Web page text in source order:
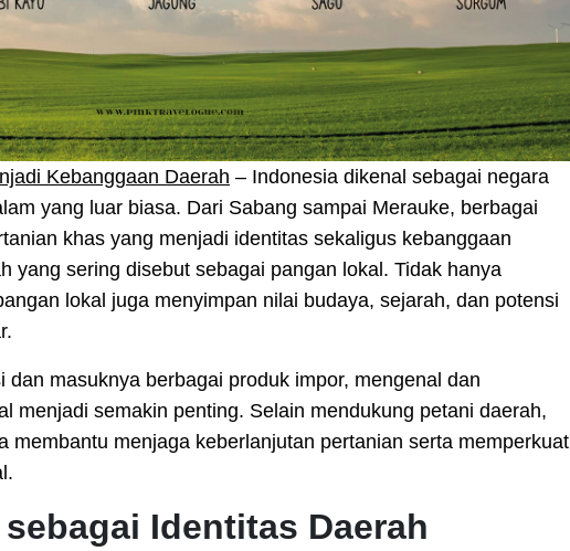
Kebanggaan Daerah – Indonesia dikenal sebagai negara
yang luar biasa. Dari Sabang sampai Merauke, berbagai
khas yang menjadi identitas sekaligus kebanggaan
yang sering disebut sebagai pangan lokal. Tidak hanya
lokal juga menyimpan nilai budaya, sejarah, dan potensi
dan masuknya berbagai produk impor, mengenal dan
menjadi semakin penting. Selain mendukung petani daerah,
membantu menjaga keberlanjutan pertanian serta memperkuat
Identitas Daerah